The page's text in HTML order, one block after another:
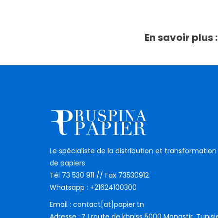
En savoir plus :
Le spécialiste de la distribution et transformation
de papiers
Tél 73 530 911 // Fax 73530912
Whatsapp : +21624100300
Email : contact[at]papier.tn